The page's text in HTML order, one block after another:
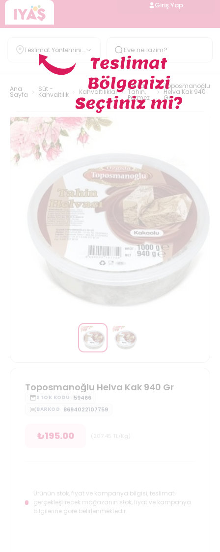
Giriş Yap
Teslimat Yöntemini
Belirle
Ana
Sayfa
Süt -
Kahvaltılık Kahvaltılıklar
Helva,
Tahin,
Pekmez
Toposmanoğlu
Helva Kak 940
Gr
Toposmanoğlu Helva Kak 940 Gr
STOK KODU 59466
BARKOD 8694022107759
₺195.00
Ürünün stok, fiyat ve kampanya bilgisi, teslimatı
gerçekleştirecek mağazanın stok, fiyat ve kampanya
bilgilerine göre belirlenmektedir.